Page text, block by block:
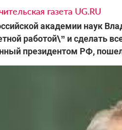
газета UG.RU
академии наук
работой\” и сделать
президентом РФ, пошел